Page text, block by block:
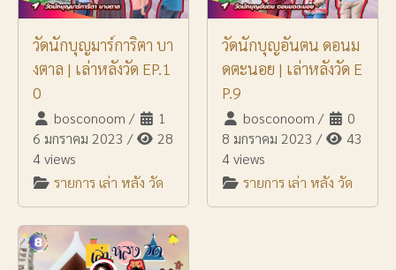
วัดนักบุญมาร์การิตา บา
งตาล | เล่าหลังวัด EP.1
0
bosconoom /
1
6 มกราคม 2023 /
28
4 views
รายการ เล่า หลัง วัด
วัดนักบุญอันตน ดอนม
ดตะนอย | เล่าหลังวัด E
P.9
bosconoom /
0
8 มกราคม 2023 /
43
4 views
รายการ เล่า หลัง วัด